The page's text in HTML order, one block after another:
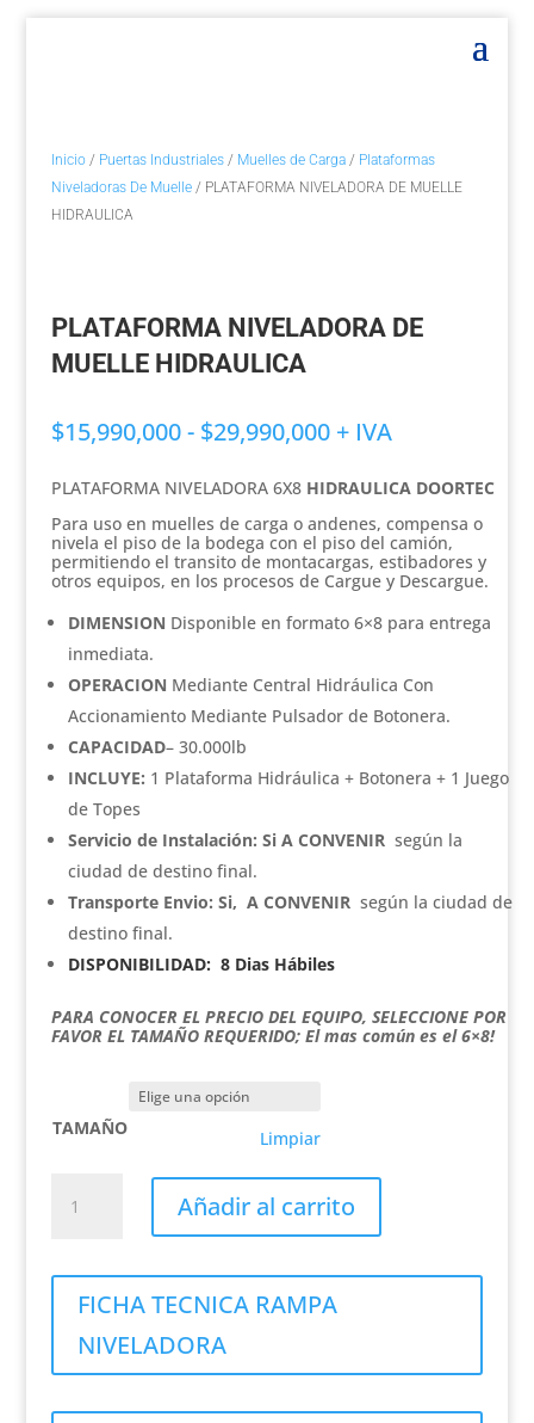
Inicio/ Puertas Industriales/ Muelles de Carga/ Plataformas
Niveladoras De Muelle/ PLATAFORMA NIVELADORA DE MUELLE
HIDRAULICA
PLATAFORMA NIVELADORA DE
MUELLE HIDRAULICA
$15,990,000 - $29,990,000Rango
precios:
desde
$15,990,000
hasta
$29,990,000
+ IVA
PLATAFORMA NIVELADORA 6X8 HIDRAULICA DOORTEC
Para uso en muelles de carga o andenes, compensa o
nivela el piso de la bodega con el piso del camión,
permitiendo el transito de montacargas, estibadores y
otros equipos, en los procesos de Cargue y Descargue.
DIMENSION Disponible en formato 6×8 para entrega
inmediata.
OPERACION Mediante Central Hidráulica Con
Accionamiento Mediante Pulsador de Botonera.
CAPACIDAD– 30.000lb
INCLUYE: 1 Plataforma Hidráulica + Botonera + 1 Juego
de Topes
Servicio de Instalación: Si A CONVENIR según la
ciudad de destino final.
Transporte Envio: Si, A CONVENIR según la ciudad de
destino final.
DISPONIBILIDAD: 8 Dias Hábiles
PARA CONOCER EL PRECIO DEL EQUIPO, SELECCIONE POR
FAVOR EL TAMAÑO REQUERIDO; El mas común es el 6×8!
TAMAÑO Limpiar
PLATAFORMA
NIVELADORA
HIDRAULICA
Añadir al carrito
FICHA TECNICA RAMPA
NIVELADORA